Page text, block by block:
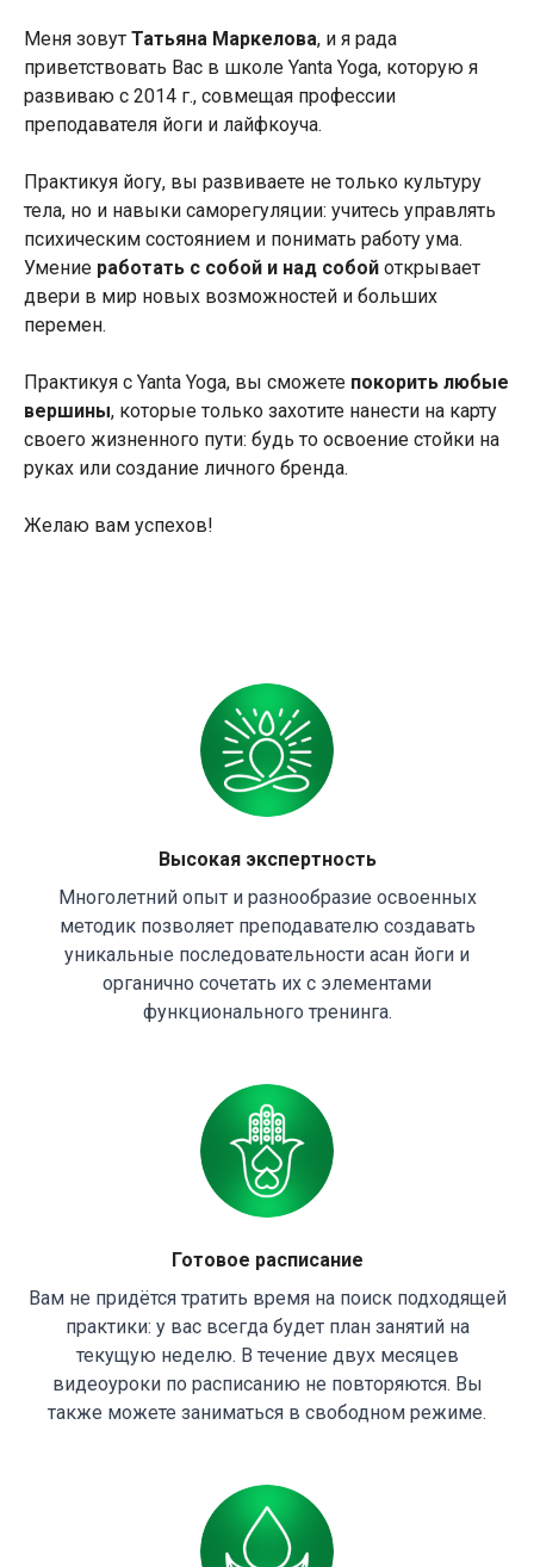
Меня зовут Татьяна Маркелова, и я рада
приветствовать Вас в школе Yanta Yoga, которую я
развиваю с 2014 г., совмещая профессии
преподавателя йоги и лайфкоуча.
Практикуя йогу, вы развиваете не только культуру
тела, но и навыки саморегуляции: учитесь управлять
психическим состоянием и понимать работу ума.
Умение работать с собой и над собой открывает
двери в мир новых возможностей и больших
перемен.
Практикуя с Yanta Yoga, вы сможете покорить любые
вершины, которые только захотите нанести на карту
своего жизненного пути: будь то освоение стойки на
руках или создание личного бренда.
Желаю вам успехов!
Высокая экспертность
Многолетний опыт и разнообразие освоенных
методик позволяет преподавателю создавать
уникальные последовательности асан йоги и
органично сочетать их с элементами
функционального тренинга.
Готовое расписание
Вам не придётся тратить время на поиск подходящей
практики: у вас всегда будет план занятий на
текущую неделю. В течение двух месяцев
видеоуроки по расписанию не повторяются. Вы
также можете заниматься в свободном режиме.